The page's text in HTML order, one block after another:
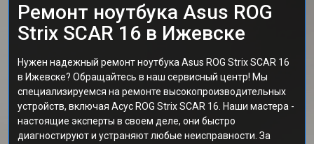
Ремонт ноутбука Asus ROG
Strix SCAR 16 в Ижевске
Нужен надежный ремонт ноутбука Asus ROG Strix SCAR 16
в Ижевске? Обращайтесь в наш сервисный центр! Мы
специализируемся на ремонте высокопроизводительных
устройств, включая Асус ROG Strix SCAR 16. Наши мастера -
настоящие эксперты в своем деле, они быстро
диагностируют и устраняют любые неисправности. За